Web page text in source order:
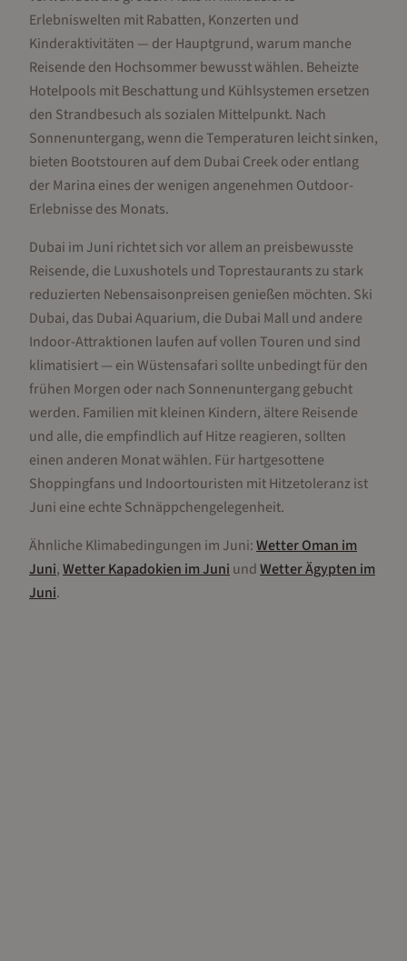
Erlebniswelten mit Rabatten, Konzerten und
Kinderaktivitäten — der Hauptgrund, warum manche
Reisende den Hochsommer bewusst wählen. Beheizte
Hotelpools mit Beschattung und Kühlsystemen ersetzen
den Strandbesuch als sozialen Mittelpunkt. Nach
Sonnenuntergang, wenn die Temperaturen leicht sinken,
bieten Bootstouren auf dem Dubai Creek oder entlang
der Marina eines der wenigen angenehmen Outdoor-
Erlebnisse des Monats.
Dubai im Juni richtet sich vor allem an preisbewusste
Reisende, die Luxushotels und Toprestaurants zu stark
reduzierten Nebensaisonpreisen genießen möchten. Ski
Dubai, das Dubai Aquarium, die Dubai Mall und andere
Indoor-Attraktionen laufen auf vollen Touren und sind
klimatisiert — ein Wüstensafari sollte unbedingt für den
frühen Morgen oder nach Sonnenuntergang gebucht
werden. Familien mit kleinen Kindern, ältere Reisende
und alle, die empfindlich auf Hitze reagieren, sollten
einen anderen Monat wählen. Für hartgesottene
Shoppingfans und Indoortouristen mit Hitzetoleranz ist
Juni eine echte Schnäppchengelegenheit.
Ähnliche Klimabedingungen im Juni:WetterOman im
Juni,WetterKapadokien imJuni undWetterÄgypten im
Juni.